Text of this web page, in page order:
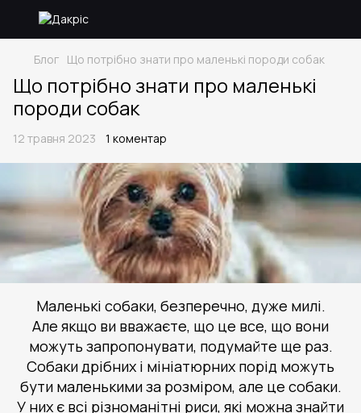
Блог Що потрібно знати про маленькі породи собак
Що потрібно знати про маленькі
породи собак
12 травня 2023 1 коментар
Маленькі собаки, безперечно, дуже милі.
Але якщо ви вважаєте, що це все, що вони
можуть запропонувати, подумайте ще раз.
Собаки дрібних і мініатюрних порід можуть
бути маленькими за розміром, але це собаки.
У них є всі різноманітні риси, які можна знайти